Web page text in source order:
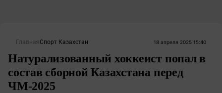
Главная Спорт Казахстан 18 апреля 2025 15:40
Натурализованный хоккеист попал в
состав сборной Казахстана перед
ЧМ-2025